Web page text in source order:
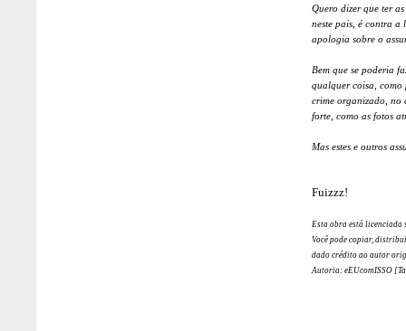
Quero dizer que ter
neste pais, é contra a
apologia sobre o
Bem que se poderia
qualquer coisa, como
crime organizado, no
forte, como as fotos
Mas estes e outros
Fuizzz!
Esta obra está licenciada
Você pode copiar,
dado crédito ao autor
Autoria: eEUcomISSO